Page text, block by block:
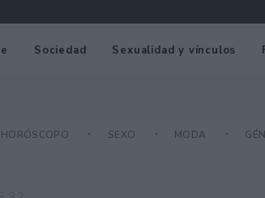
Sociedad Sexualidad y vínculos
HORÓSCOPO SEXO MODA